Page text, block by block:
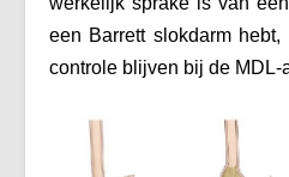
een Barrett slokdarm
controle blijven bij de MDL-